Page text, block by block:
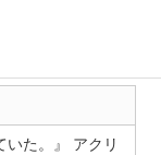
いた。』 アクリ